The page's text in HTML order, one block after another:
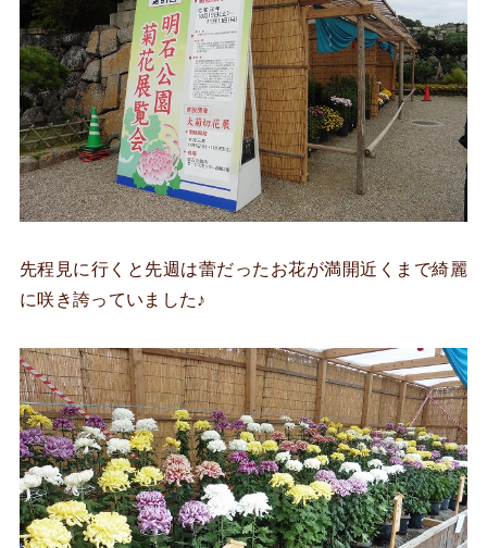
先程見に行くと先週は蕾だったお花が満開近くまで綺麗
に咲き誇っていました♪